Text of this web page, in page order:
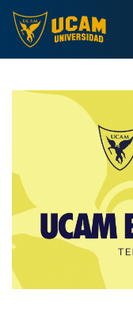
Pasar
contenido
principal